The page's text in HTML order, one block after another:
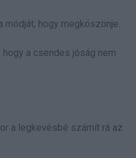
módját, hogy megköszönje.
a csendes jóság nem
a legkevésbé számít rá az